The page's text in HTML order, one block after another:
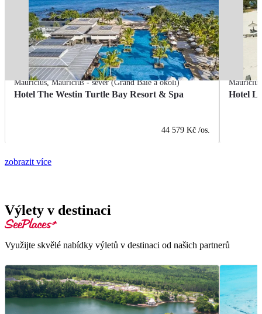
Mauricius,Mauricius - sever (Grand Baie a okolí)
Hotel The Westin Turtle Bay Resort & Spa
44 579 Kč /os.
Mauricius
Hotel
zobrazit více
Výlety v destinaci
Využijte skvělé nabídky výletů v destinaci od našich partnerů